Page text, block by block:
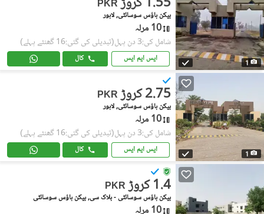
1
PKR
بیکن ہاؤس سوسائٹی, لاہور
10 مرلہ
شامل کی:3 دن پہل (تبدیلی کی گئی:16 گھنٹے پہلے)
ایس ایم ایس کال
1
PKR 2.75 کروڑ
بیکن ہاؤس سوسائٹی, لاہور
10 مرلہ
شامل کی:3 دن پہل (تبدیلی کی گئی:16 گھنٹے پہلے)
ایس ایم ایس کال
PKR 1.4 کروڑ
بیکن ہاؤس سوسائٹی - بلاک سی, بیکن ہاؤس سوسائٹی
10 مرلہ